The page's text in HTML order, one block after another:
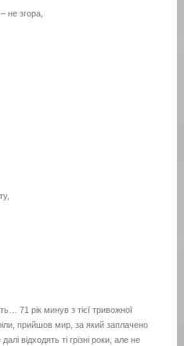
не згора,
71 рік минув з тієї тривожної
прийшов мир, за який заплачено
відходять ті грізні роки, але не